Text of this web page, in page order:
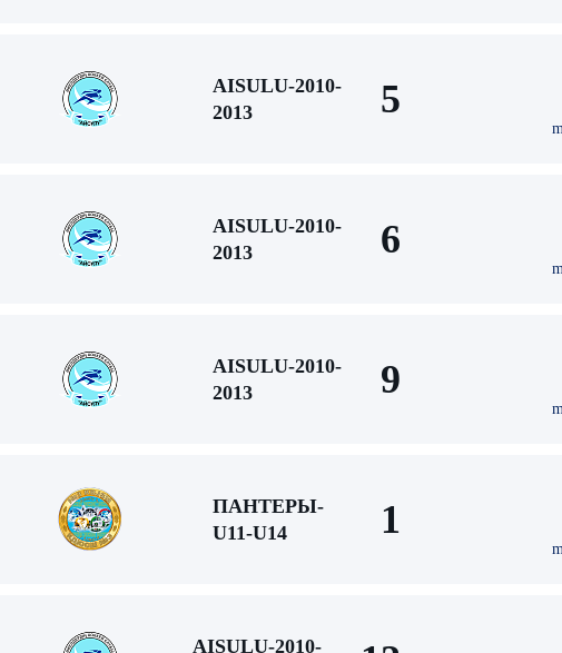
AISULU-2010-
2013
5
AISULU-2010-
2013
6
AISULU-2010-
2013
9
ПАНТЕРЫ-
U11-U14
1
AISULU-2010-